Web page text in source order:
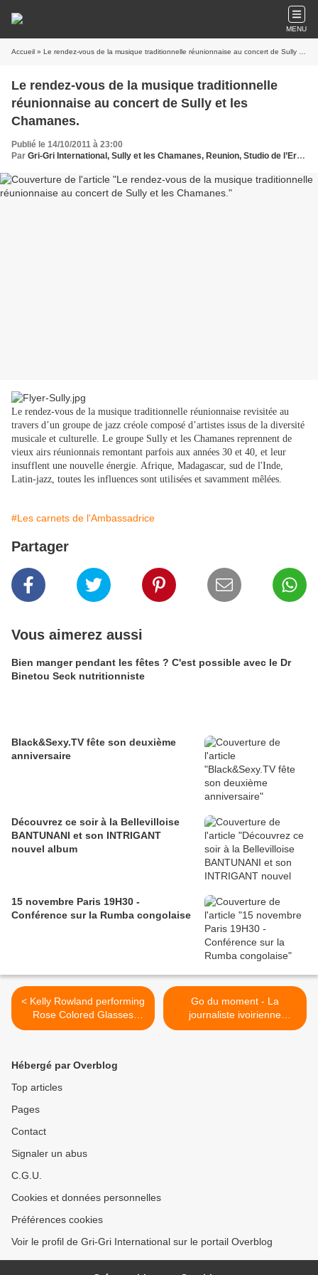
MENU
Accueil » Le rendez-vous de la musique traditionnelle réunionnaise au concert de Sully et les Chamanes.
Le rendez-vous de la musique traditionnelle
réunionnaise au concert de Sully et les
Chamanes.
Publié le 14/10/2011 à 23:00
Par Gri-Gri International, Sully et les Chamanes, Reunion, Studio de l’Ermitage, Ma solange Oussou
Le rendez-vous de la musique traditionnelle réunionnaise revisitée au
travers d’un groupe de jazz créole composé d’artistes issus de la diversité
musicale et culturelle. Le groupe Sully et les Chamanes reprennent de
vieux airs réunionnais remontant parfois aux années 30 et 40, et leur
insufflent une nouvelle énergie. Afrique, Madagascar, sud de l'Inde,
Latin-jazz, toutes les influences sont utilisées et savamment mêlées.
#Les carnets de l'Ambassadrice
Partager
Vous aimerez aussi
Bien manger pendant les fêtes ? C'est possible avec le Dr
Binetou Seck nutritionniste
Black&Sexy.TV fête son deuxième
anniversaire
Découvrez ce soir à la Bellevilloise
BANTUNANI et son INTRIGANT
nouvel album
15 novembre Paris 19H30 -
Conférence sur la Rumba congolaise
< Kelly Rowland performing
Rose Colored Glasses
(2010 Universal Motown
Go du moment - La
journaliste ivoirienne
tabassée le 8 octobre par
Hébergé par Overblog
Top articles
Pages
Contact
Signaler un abus
C.G.U.
Cookies et données personnelles
Préférences cookies
Voir le profil de Gri-Gri International sur le portail Overblog